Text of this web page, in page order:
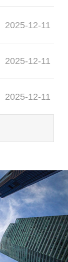
2025-12-11
2025-12-11
2025-12-11